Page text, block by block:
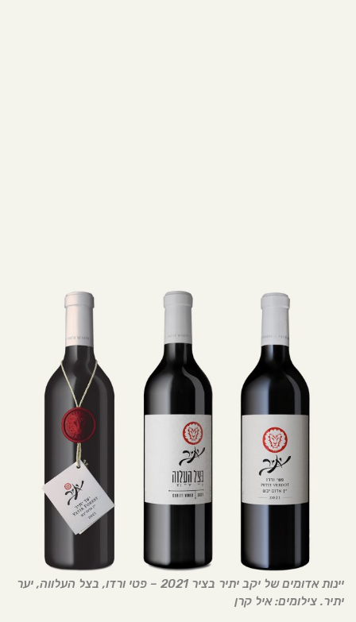
יינות אדומים של יקב יתיר בציר 2021 – פטי ורדו, בצל העלווה, יער
יתיר. צילומים: איל קרן